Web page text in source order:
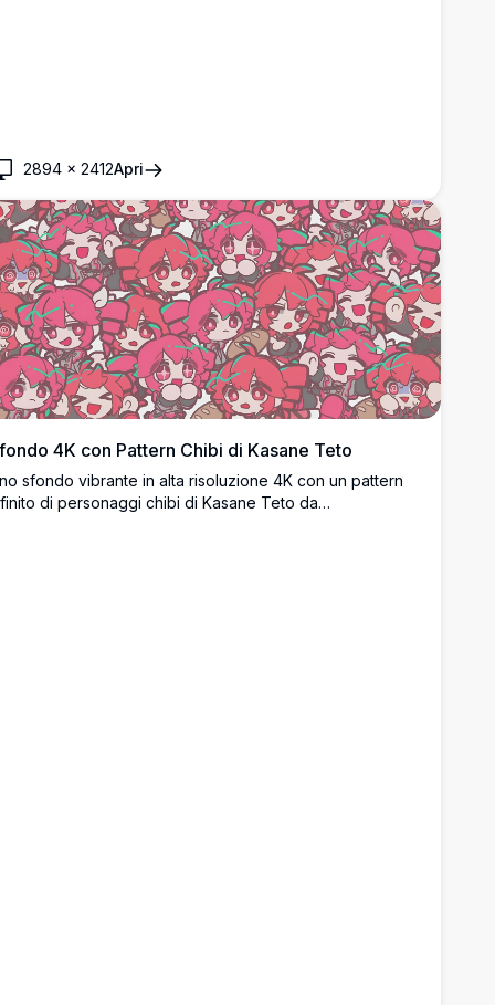
2894× 2412Apri
4K con Pattern Chibi di Kasane Teto
sfondo vibrante in alta risoluzione 4K con un pattern
di personaggi chibi di Kasane Teto da